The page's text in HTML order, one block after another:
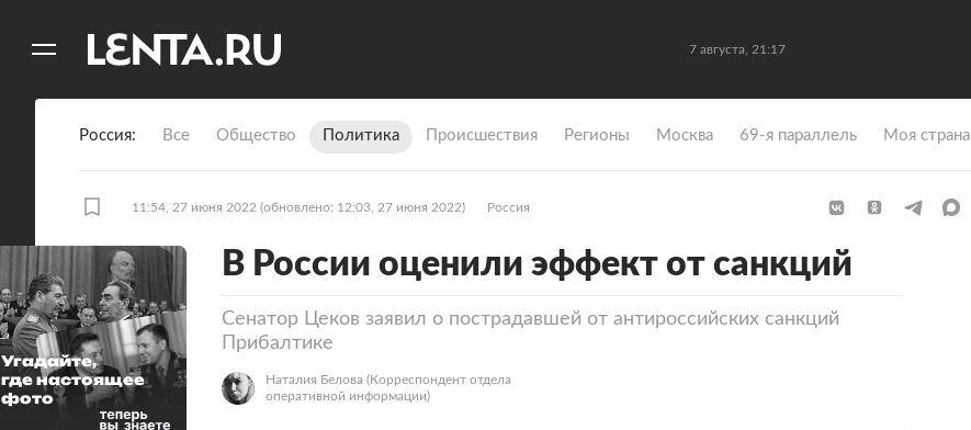
7 августа, 21:17
Россия Все Общество Политика Происшествия Регионы Москва 69-я параллель Моя страна
11:54, 27 июня 2022 (обновлено: 12:03, 27 июня 2022) Россия
В России оценили эффект от санкций
Сенатор Цеков заявил о пострадавшей от антироссийских санкций
Прибалтике
Наталия Белова (Корреспондент отдела
оперативной информации)
Угадайте,
где настоящее
фото